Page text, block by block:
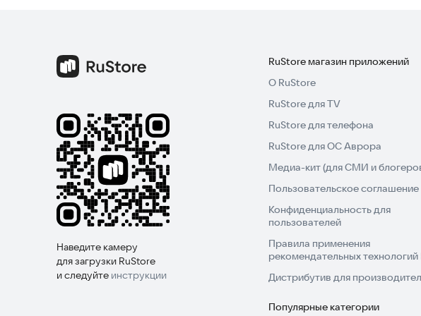
Наведите камеру
для загрузки RuStore
и следуйте инструкции
RuStore магазин приложений
О RuStore
RuStore для TV
RuStore для телефона
RuStore для ОС Аврора
Медиа-кит (для СМИ и
Пользовательское соглашение
Конфиденциальность для
пользователей
Правила применения
рекомендательных технологий
Дистрибутив для
Популярные категории